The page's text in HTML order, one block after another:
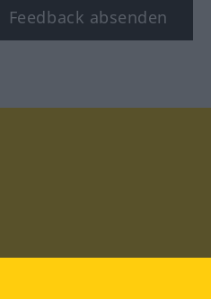
Feedback absenden